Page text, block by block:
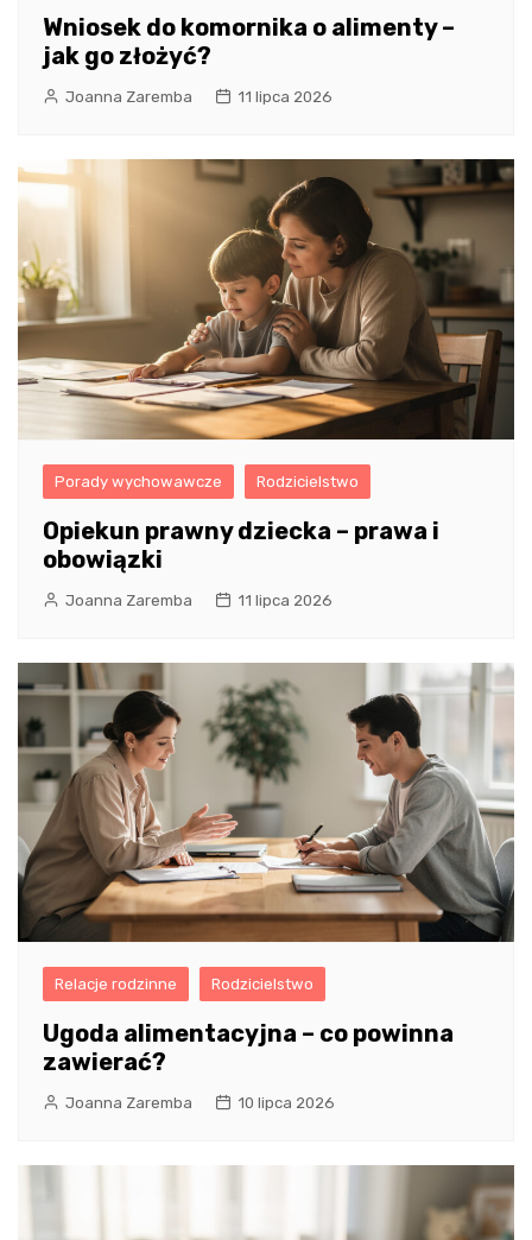
Wniosek do komornika o alimenty –
jak go złożyć?
Joanna Zaremba 11 lipca 2026
Porady wychowawcze Rodzicielstwo
Opiekun prawny dziecka – prawa i
obowiązki
Joanna Zaremba 11 lipca 2026
Relacje rodzinne Rodzicielstwo
Ugoda alimentacyjna – co powinna
zawierać?
Joanna Zaremba 10 lipca 2026